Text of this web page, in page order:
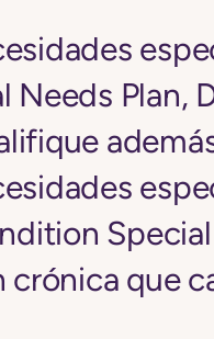
Plan,
que